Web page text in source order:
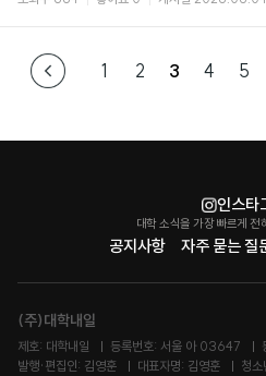
1 2 3 4 5
공지사항 자주 묻는 질
인스타
대학 소식을 가장 빠르게 전
(주)대학내일
제호: 대학내일 등록번호: 서울 아 03647
발행·편집인: 김영훈
대표자명: 김영훈
청